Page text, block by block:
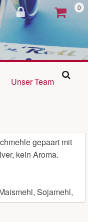
0
Unser Team
gepaart mit
kein Aroma.
Sojamehl,